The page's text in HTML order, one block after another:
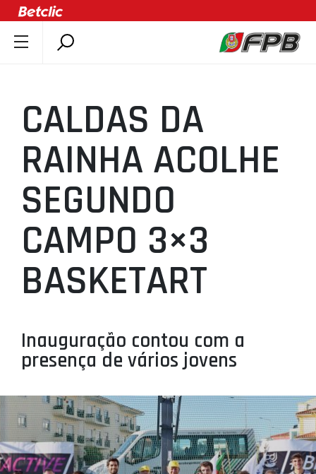
ÚLTIMAS
COMPETIÇÕES
ASSOCIAÇÕES
CLUBES
AGENTES
AGENDA
SELEÇÕES
MINIBASQUETE
PROJETOS
LIGA BETCLIC MASCULINA
LIGA BETCLIC FEMININA
CALDAS DA
RAINHA ACOLHE
SEGUNDO
CAMPO 3×3
BASKETART
Inauguração contou com a
presença de vários jovens